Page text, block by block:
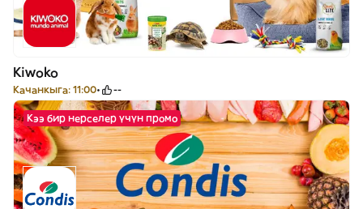
Kiwoko
Качанкыга: 11:00 --
Кээ бир нерселер үчүн промо